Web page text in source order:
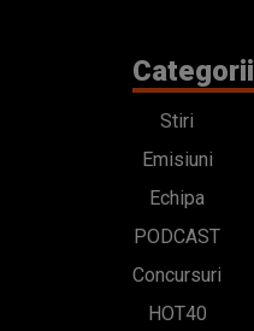
Categorii
Stiri
Emisiuni
Echipa
PODCAST
Concursuri
HOT40